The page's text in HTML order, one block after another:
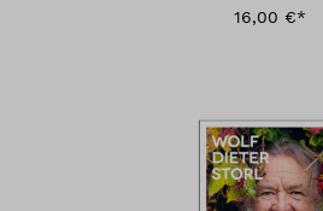
16,00 €*